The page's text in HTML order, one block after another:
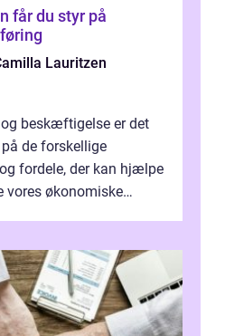
Lauritzen
beskæftigelse er det
de forskellige
fordele, der kan hjælpe
vores økonomiske